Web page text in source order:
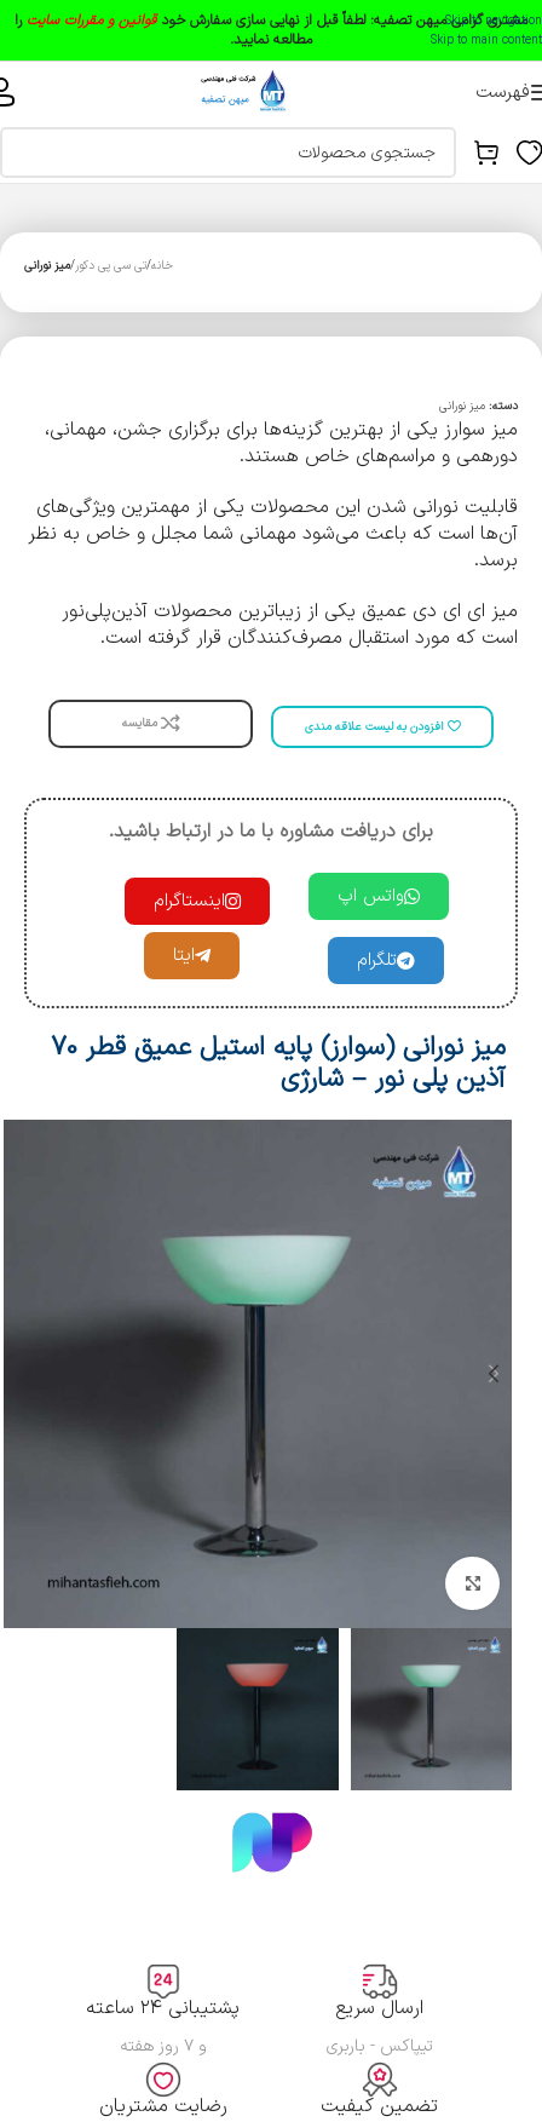
Skip to navigation
Skip to main content
مشتری گرامی میهن تصفیه: لطفاً قبل از نهایی سازی سفارش خودقوانین و مقررات سایت را
مطالعه نمایید.
فهرست
خانه تی سی پی دکور میز نورانی
دسته: میز نورانی
میز سوارز یکی از بهترین گزینه‌ها برای برگزاری جشن، مهمانی،
دورهمی و مراسم‌های خاص هستند.
قابلیت نورانی شدن این محصولات یکی از مهمترین ویژگی‌های
آن‌ها است که باعث می‌شود مهمانی شما مجلل و خاص به نظر
برسد.
میز ای ای دی عمیق یکی از زیباترین محصولات آذین‌پلی‌نور
است که مورد استقبال مصرف‌کنندگان قرار گرفته است.
افزودن به لیست علاقه مندی مقایسه
برای دریافت مشاوره با ما در ارتباط باشید.
واتس اپ اینستاگرام
تلگرام ایتا
میز نورانی (سوارز) پایه استیل عمیق قطر 70
آذین پلی نور – شارژی
بزرگنمایی تصویر
ارسال سریع
تیپاکس - باربری
پشتیبانی ۲۴ ساعته
و ۷ روز هفته
تضمین کیفیت رضایت مشتریان